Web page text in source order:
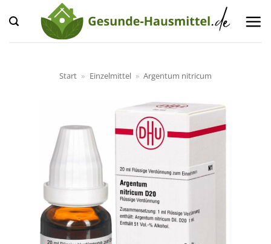
Inhalt
springen
Start » Einzelmittel » Argentum nitricum